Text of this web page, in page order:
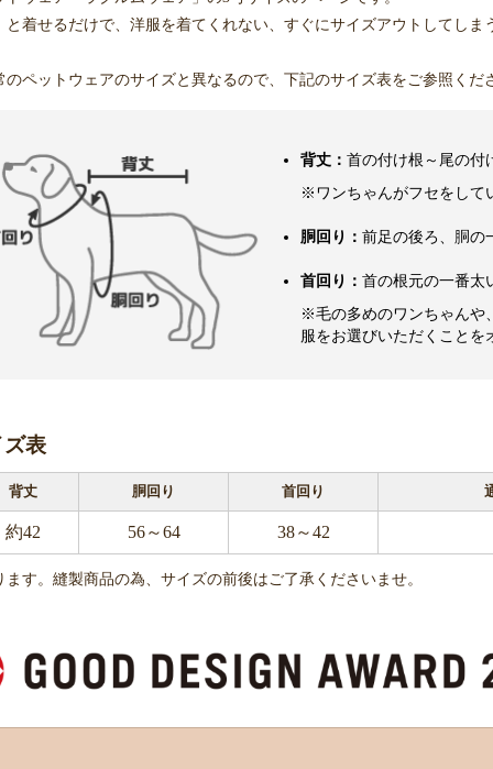
着せるだけで、洋服を着てくれない、すぐにサイズアウトしてし
ペットウェアのサイズと異なるので、下記のサイズ表をご参照くだ
背丈： 首の付け根～尾の付
※ワンちゃんがフセをして
胴回り： 前足の後ろ、胴の
首回り： 首の根元の一番太
※毛の多めのワンちゃんや
服をお選びいただくことを
表
背丈 胴回り 首回り
約42 56～64 38～42
す。縫製商品の為、サイズの前後はご了承くださいませ。
お買い物を続ける カートへ進む